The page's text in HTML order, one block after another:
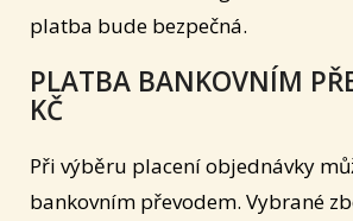
platba bude bezpečná.
PLATBA BANKOVNÍM
KČ
Při výběru placení objednávky
bankovním převodem. Vybrané